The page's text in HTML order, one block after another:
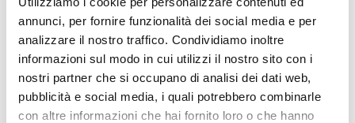
annunci, per fornire funzionalità dei social media e per
analizzare il nostro traffico. Condividiamo inoltre
informazioni sul modo in cui utilizzi il nostro sito con i
nostri partner che si occupano di analisi dei dati web,
pubblicità e social media, i quali potrebbero combinarle
con altre informazioni che hai fornito loro o che hanno
ALIMENTAZIONE